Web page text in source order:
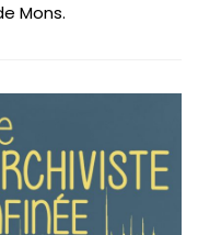
Mons.